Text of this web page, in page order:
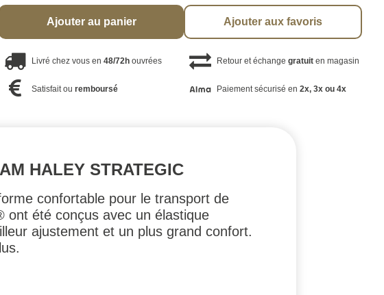
Ajouter au panier Ajouter aux favoris
Livré chez vous en48/72h ouvrées Retour et échange gratuiten magasin
Satisfait ouremboursé Paiement sécurisé en 2x, 3x ou 4x
HALEY STRATEGIC
confortable pour le transport de
ont été conçus avec un élastique
ajustement et un plus grand confort.